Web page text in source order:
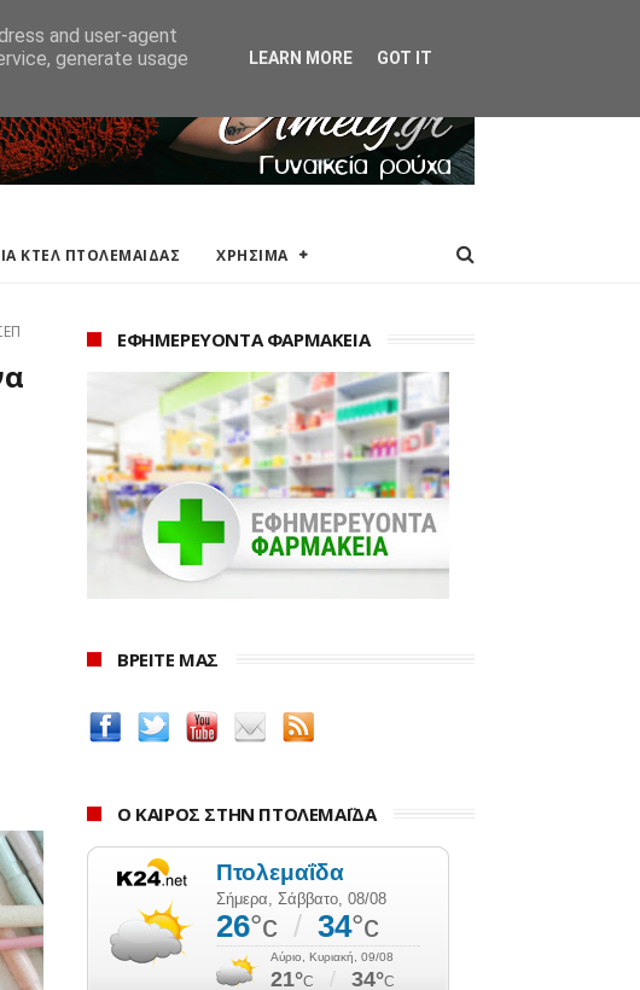
ΚΤΕΛ ΠΤΟΛΕΜΑΙΔΑΣ ΧΡΗΣΙΜΑ
ΕΦΗΜΕΡΕΥΟΝΤΑ ΦΑΡΜΑΚΕΙΑ
ΒΡΕΙΤΕ ΜΑΣ
Ο ΚΑΙΡΟΣ ΣΤΗΝ ΠΤΟΛΕΜΑΪΔΑ
and user-agent
generate usage
LEARN MORE GOT IT